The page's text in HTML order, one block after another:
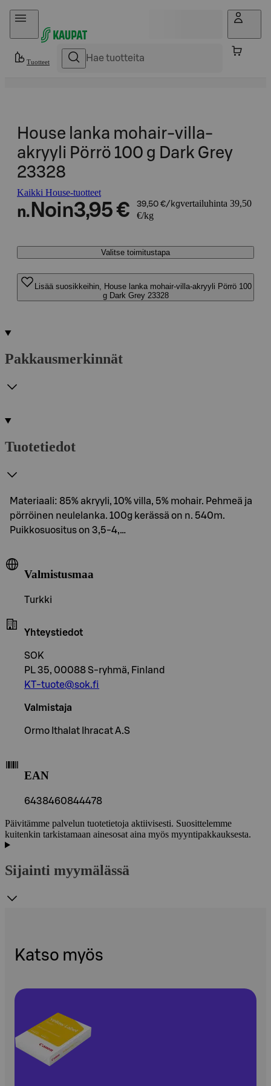
Hyppää sisältöön
Tuotteet
House lanka mohair-villa-
akryyli Pörrö 100 g Dark Grey
23328
Kaikki House-tuotteet
n. Noin3,95 € 39,50 €/kgvertailuhinta 39,50
€/kg
Valitse toimitustapa
Lisää suosikkeihin, House lanka mohair-villa-akryyli Pörrö 100
g Dark Grey 23328
Pakkausmerkinnät
Tuotetiedot
Materiaali: 85% akryyli, 10% villa, 5% mohair. Pehmeä ja
pörröinen neulelanka. 100g kerässä on n. 540m.
Puikkosuositus on 3,5-4,…
Valmistusmaa
Turkki
Yhteystiedot
SOK
PL 35, 00088 S-ryhmä, Finland
KT-tuote@sok.fi
Valmistaja
Ormo Ithalat Ihracat A.S
EAN
6438460844478
Päivitämme palvelun tuotetietoja aktiivisesti. Suosittelemme
kuitenkin tarkistamaan ainesosat aina myös myyntipakkauksesta.
Sijainti myymälässä
Katso myös